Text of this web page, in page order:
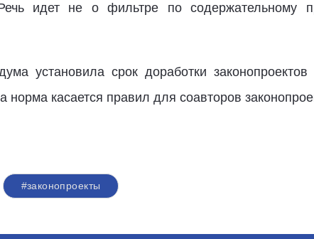
идет не о фильтре по содержательному
установила срок доработки
касается правил для соавторов
#законопроекты